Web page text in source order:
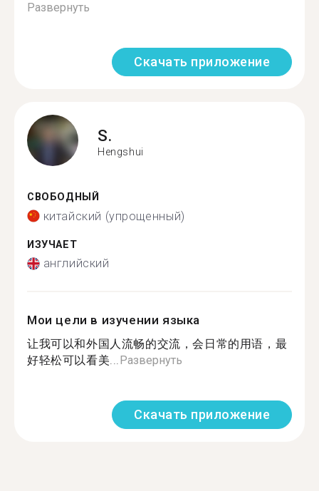
Развернуть
Скачать приложение
S.
Hengshui
СВОБОДНЫЙ
китайский (упрощенный)
ИЗУЧАЕТ
английский
Мои цели в изучении языка
让我可以和外国人流畅的交流，会日常的用语，最
好轻松可以看美...Развернуть
Скачать приложение